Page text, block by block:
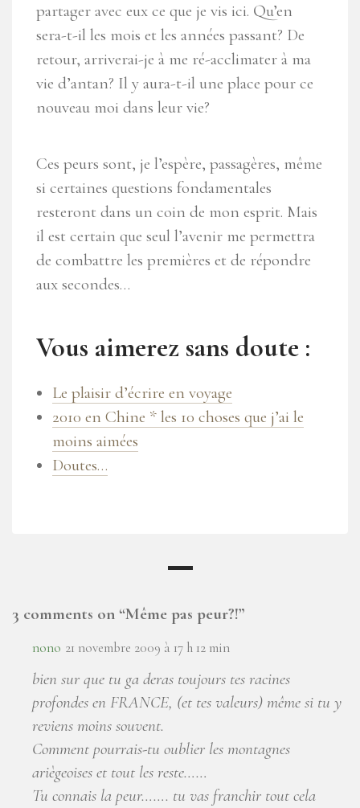
partager avec eux ce que je vis ici. Qu’en
sera-t-il les mois et les années passant? De
retour, arriverai-je à me ré-acclimater à ma
vie d’antan? Il y aura-t-il une place pour ce
nouveau moi dans leur vie?
Ces peurs sont, je l’espère, passagères, même
si certaines questions fondamentales
resteront dans un coin de mon esprit. Mais
il est certain que seul l’avenir me permettra
de combattre les premières et de répondre
aux secondes…
Vous aimerez sans doute :
Le plaisir d’écrire en voyage
2010 en Chine * les 10 choses que j’ai le
moins aimées
Doutes…
3 comments on “Même pas peur?!”
nono 21 novembre 2009 à 17 h 12 min
bien sur que tu ga deras toujours tes racines
profondes en FRANCE, (et tes valeurs) même si tu y
reviens moins souvent.
Comment pourrais-tu oublier les montagnes
ariègeoises et tout les reste……
Tu connais la peur……. tu vas franchir tout cela